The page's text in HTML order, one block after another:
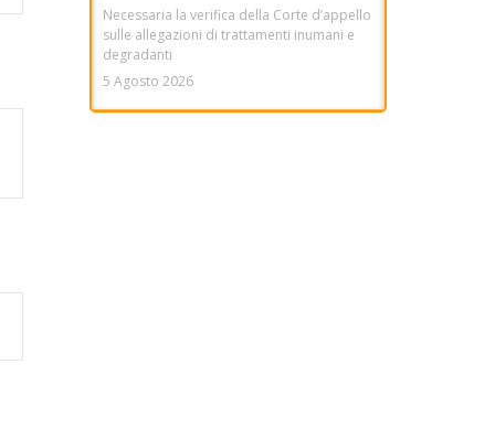
Necessaria la verifica della Corte d’appello
sulle allegazioni di trattamenti inumani e
degradanti
5 Agosto 2026